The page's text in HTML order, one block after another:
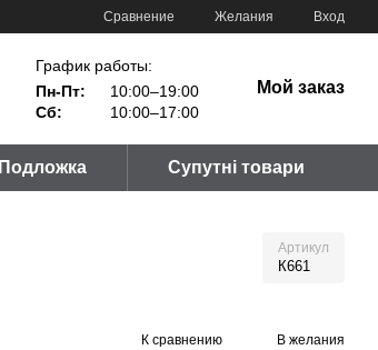
Сравнение Желания Вход
График работы:
Пн-Пт:
10:00–19:00
Сб:
10:00–17:00
Мой заказ
Подложка Супутні товари
Артикул
К661
К сравнению В желания